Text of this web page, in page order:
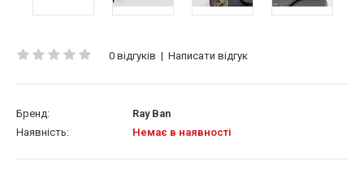
0 відгуків | Написати відгук
Бренд:
Ray Ban
Наявність:
Немає в наявності